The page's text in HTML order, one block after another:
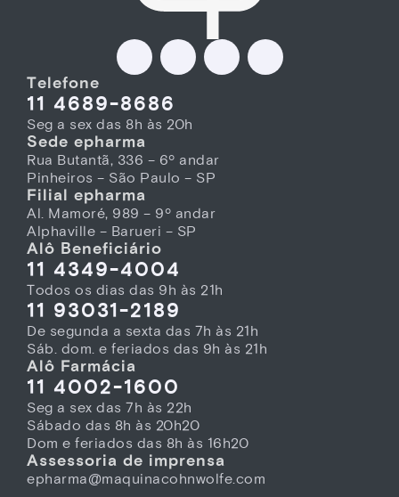
Telefone
11 4689-8686
Seg a sex das 8h às 20h
Sede epharma
Rua Butantã, 336 – 6º andar
Pinheiros – São Paulo – SP
Filial epharma
Al. Mamoré, 989 – 9º andar
Alphaville – Barueri – SP
Alô Beneficiário
11 4349-4004
Todos os dias das 9h às 21h
11 93031-2189
De segunda a sexta das 7h às 21h
Sáb. dom. e feriados das 9h às 21h
Alô Farmácia
11 4002-1600
Seg a sex das 7h às 22h
Sábado das 8h às 20h20
Dom e feriados das 8h às 16h20
Assessoria de imprensa
epharma@maquinacohnwolfe.com